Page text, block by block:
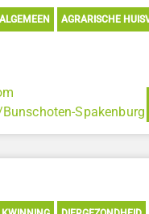
AGRARISCHE
Spakenburg